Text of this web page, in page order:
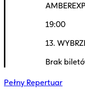
19:00
13.
Brak
Pełny Repertuar